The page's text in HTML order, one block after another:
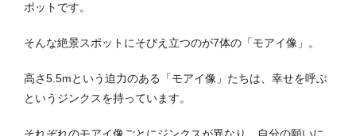
ポットです。
そんな絶景スポットにそびえ立つのが7体の「モアイ像」。
高さ5.5mという迫力のある「モアイ像」たちは、幸せを呼ぶ
というジンクスを持っています。